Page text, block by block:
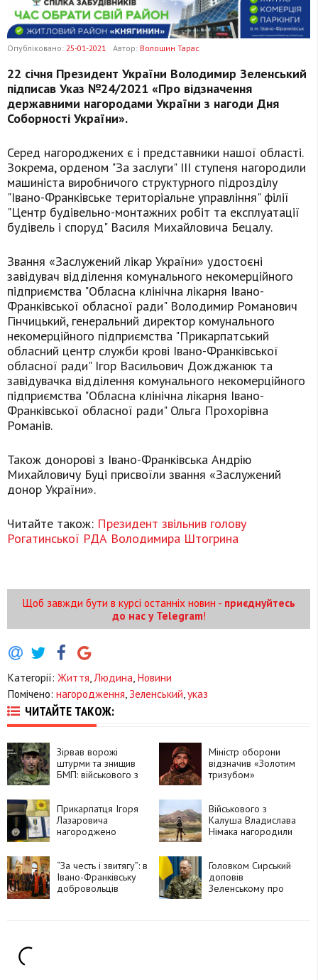
Опубліковано: 25-01-2021 Автор: Волошин Тарас
22 січня Президент України Володимир Зеленський
підписав Указ №24/2021 «Про відзначення
державними нагородами України з нагоди Дня
Соборності України».
Серед нагороджених є і представники нашої області.
Зокрема, орденом "За заслуги" ІІІ ступеня нагородили
машиніста виробничого структурного підрозділу
"Івано-Франківське територіальне управління" філії
"Центр будівельно-монтажних робіт та експлуатації
будівель і споруд" Василя Михайловича Бецалу.
Звання «Заслужений лікар України» удостоєні
завідувач відділення комунального некомерційного
підприємства "Обласна клінічна лікарня Івано-
Франківської обласної ради" Володимир Романович
Гінчицький, генеральний директор комунального
некомерційного підприємства "Прикарпатський
обласний центр служби крові Івано-Франківської
обласної ради" Ігор Васильович Дожджанюк та
завідувачка відділення комунального некомерційного
підприємства "Обласна клінічна лікарня Івано-
Франківської обласної ради" Ольга Прохорівна
Романів.
Також донорові з Івано-Франківська Андрію
Михайловичу Буці присвоїли звання «Заслужений
донор України».
Читайте також: Президент звільнив голову
Рогатинської РДА Володимира Штогрина
Щоб завжди бути в курсі останніх новин - приєднуйтесь
до нас у Telegram!
Категорії: Життя,Людина, Новини
Помічено: нагородження, Зеленський,указ
ЧИТАЙТЕ ТАКОЖ:
Зірвав ворожі
штурми та знищив
БМП: військового з
орденом «За
мужність»
Міністр оборони
відзначив «Золотим
тризубом»
Савчука
Прикарпатця Ігоря
Лазаровича
нагороджено
Військового з
Калуша Владислава
Німака нагородили
“Лицарським
“За честь і звитягу”: в
Івано-Франківську
добровольців
Головком Сирський
доповів
Зеленському про